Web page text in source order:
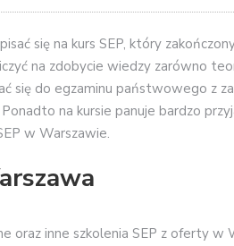
się na kurs SEP, który
na zdobycie wiedzy zarówno
się do egzaminu państwowego z
na kursie panuje bardzo
w Warszawie.
oraz inne szkolenia SEP z oferty w